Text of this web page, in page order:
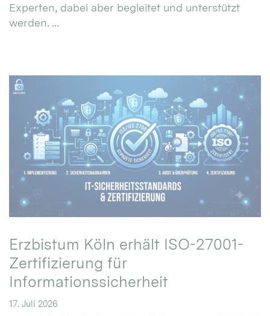
Experten, dabei aber begleitet und unterstützt
werden. ...
Erzbistum Köln erhält ISO-27001-
Zertifizierung für
Informationssicherheit
17. Juli 2026